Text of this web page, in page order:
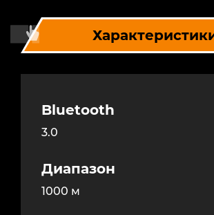
Bluetooth
3.0
Диапазон
1000 м